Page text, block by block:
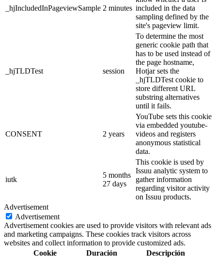
_hjIncludedInPageviewSample 2 minutes included in the data
sampling defined by the
site's pageview limit.
_hjTLDTest session
To determine the most
generic cookie path that
has to be used instead of
the page hostname,
Hotjar sets the
_hjTLDTest cookie to
store different URL
substring alternatives
until it fails.
CONSENT 2 years
YouTube sets this cookie
via embedded youtube-
videos and registers
anonymous statistical
data.
iutk
5 months
27 days
This cookie is used by
Issuu analytic system to
gather information
regarding visitor activity
on Issuu products.
Advertisement
Advertisement
Advertisement cookies are used to provide visitors with relevant ads
and marketing campaigns. These cookies track visitors across
websites and collect information to provide customized ads.
Cookie
Duración Descripción